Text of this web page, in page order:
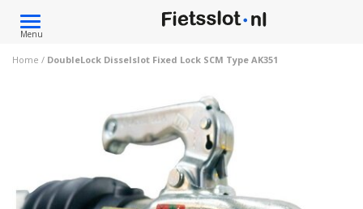
Toggle
navigation
Menu
Home / DoubleLock Disselslot Fixed Lock SCM Type AK351